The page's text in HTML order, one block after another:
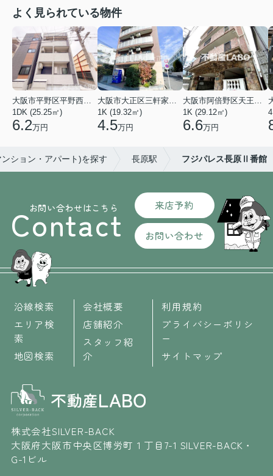
よく見られている物件
大阪市平野区平野西３丁目
1DK (25.25㎡)
6.2万円
大阪市大正区三軒家東４丁目
1K (19.32㎡)
4.5万円
大阪市阿倍野区天王寺町南２丁目
1K (29.12㎡)
6.6万円
ション・アパート)を探す 長原駅 フジパレス長原Ⅱ番館
お問い合わせはこちら
Contact 来店予約
お問い合わせ
沿線検索
エリア検
索
地図検索
会社概要
店舗紹介
スタッフ紹
介
利用規約
プライバシーポリシ
ー
サイトマップ
株式会社SILVER-BACK
大阪府大阪市中央区博労町１丁目7-1 SILVER-BACK・
G-1ビル